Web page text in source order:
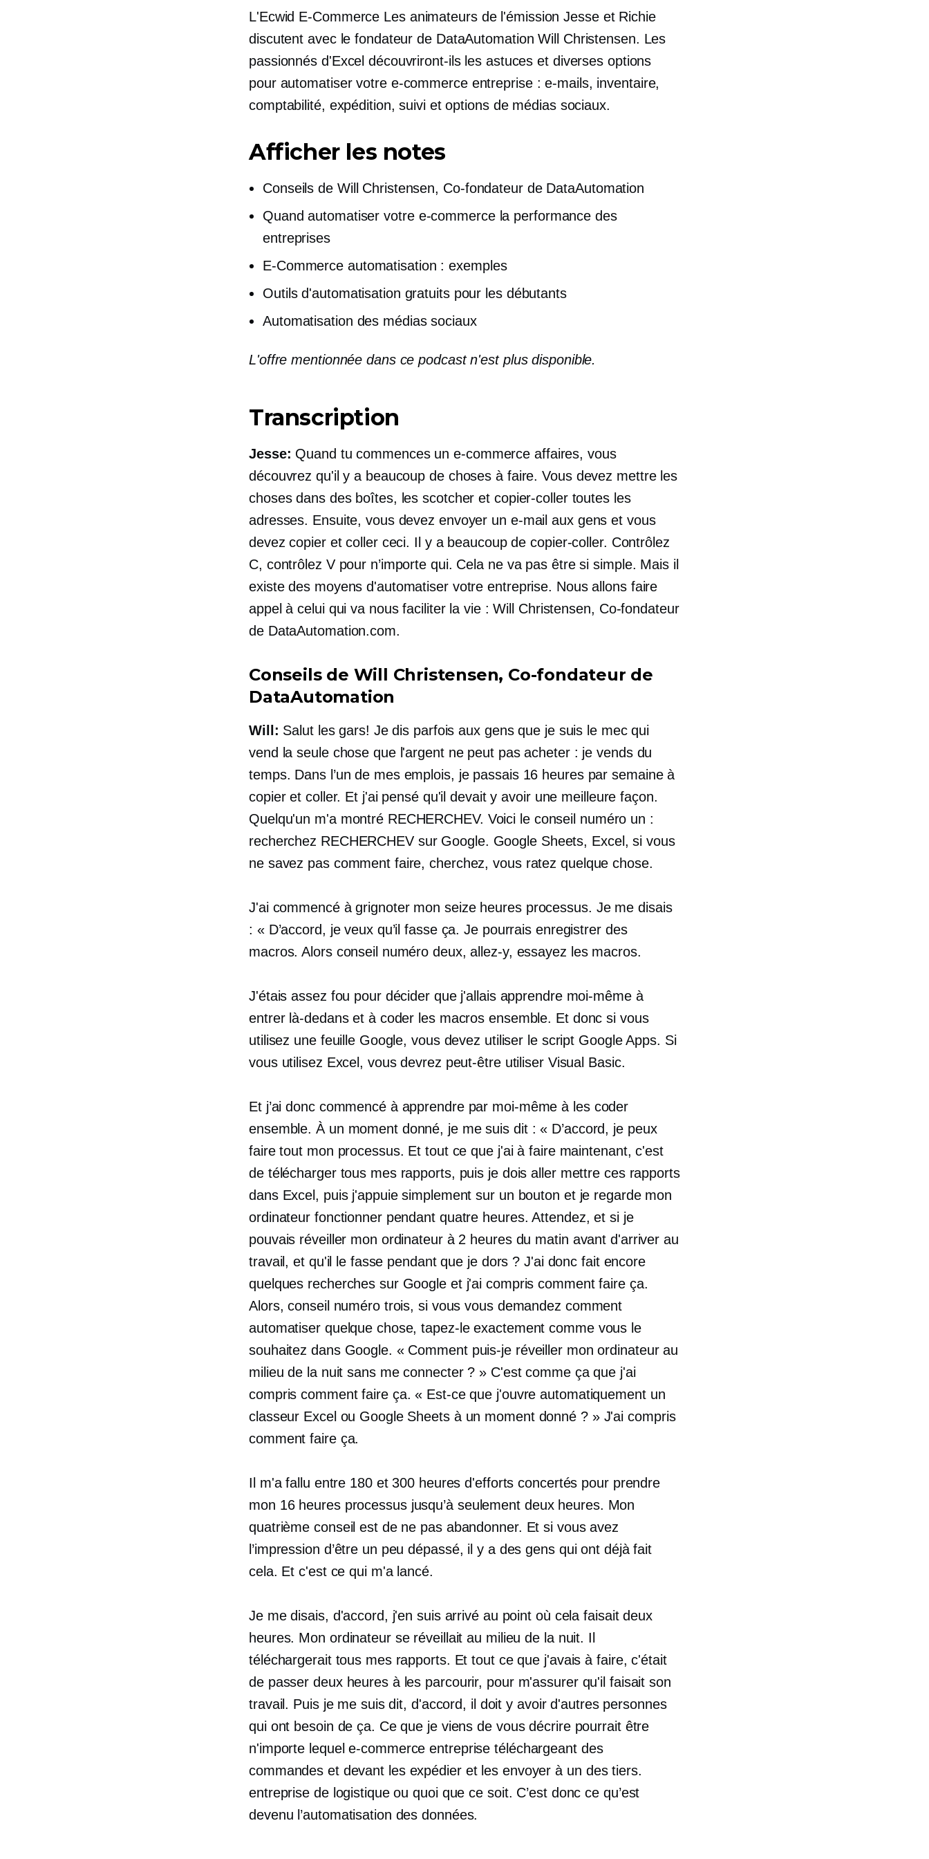
L'Ecwid E-Commerce Les animateurs de l'émission Jesse et Richie
discutent avec le fondateur de DataAutomation Will Christensen. Les
passionnés d'Excel découvriront-ils les astuces et diverses options
pour automatiser votre e-commerceentreprise : e-mails, inventaire,
comptabilité, expédition, suivi et options de médias sociaux.
Afficher les notes
Conseils de Will Christensen, Co-fondateurde DataAutomation
Quand automatiser votre e-commercela performance des
entreprises
E-Commerce automatisation : exemples
Outils d'automatisation gratuits pour les débutants
Automatisation des médias sociaux
L'offre mentionnée dans ce podcast n'est plus disponible.
Transcription
Jesse: Quand tu commences une-commerce affaires, vous
découvrez qu'il y a beaucoup de choses à faire. Vous devez mettre les
choses dans des boîtes, les scotcher et copier-coller toutes les
adresses. Ensuite, vous devez envoyer un e-mail aux gens et vous
devez copier et coller ceci. Il y a beaucoup de copier-coller. Contrôlez
C, contrôlez V pour n’importe qui. Cela ne va pas être si simple. Mais il
existe des moyens d'automatiser votre entreprise. Nous allons faire
appel à celui qui va nous faciliter la vie : Will Christensen, Co-fondateur
de DataAutomation.com.
Conseils de Will Christensen, Co-fondateur de
DataAutomation
Will: Salut les gars! Je dis parfois aux gens que je suis le mec qui
vend la seule chose que l'argent ne peut pas acheter : je vends du
temps. Dans l’un de mes emplois, je passais 16 heures par semaine à
copier et coller. Et j'ai pensé qu'il devait y avoir une meilleure façon.
Quelqu'un m'a montré RECHERCHEV. Voici le conseil numéro un :
recherchez RECHERCHEV sur Google. Google Sheets, Excel, si vous
ne savez pas comment faire, cherchez, vous ratez quelque chose.
J'ai commencé à grignoter mon seize heuresprocessus. Je me disais
: « D’accord, je veux qu’il fasse ça. Je pourrais enregistrer des
macros. Alors conseil numéro deux, allez-y, essayez les macros.
J'étais assez fou pour décider que j'allais apprendre moi-même à
entrer là-dedans et à coder les macros ensemble. Et donc si vous
utilisez une feuille Google, vous devez utiliser le script Google Apps. Si
vous utilisez Excel, vous devrez peut-être utiliser Visual Basic.
Et j’ai donc commencé à apprendre par moi-même à les coder
ensemble. À un moment donné, je me suis dit : « D’accord, je peux
faire tout mon processus. Et tout ce que j'ai à faire maintenant, c'est
de télécharger tous mes rapports, puis je dois aller mettre ces rapports
dans Excel, puis j'appuie simplement sur un bouton et je regarde mon
ordinateur fonctionner pendant quatre heures. Attendez, et si je
pouvais réveiller mon ordinateur à 2 heures du matin avant d'arriver au
travail, et qu'il le fasse pendant que je dors ? J'ai donc fait encore
quelques recherches sur Google et j'ai compris comment faire ça.
Alors, conseil numéro trois, si vous vous demandez comment
automatiser quelque chose, tapez-le exactement comme vous le
souhaitez dans Google. « Comment puis-je réveiller mon ordinateur au
milieu de la nuit sans me connecter ? » C'est comme ça que j'ai
compris comment faire ça. « Est-ce que j'ouvre automatiquement un
classeur Excel ou Google Sheets à un moment donné ? » J'ai compris
comment faire ça.
Il m'a fallu entre 180 et 300 heures d'efforts concertés pour prendre
mon 16 heuresprocessus jusqu’à seulement deux heures. Mon
quatrième conseil est de ne pas abandonner. Et si vous avez
l’impression d’être un peu dépassé, il y a des gens qui ont déjà fait
cela. Et c'est ce qui m'a lancé.
Je me disais, d'accord, j'en suis arrivé au point où cela faisait deux
heures. Mon ordinateur se réveillait au milieu de la nuit. Il
téléchargerait tous mes rapports. Et tout ce que j'avais à faire, c'était
de passer deux heures à les parcourir, pour m'assurer qu'il faisait son
travail. Puis je me suis dit, d'accord, il doit y avoir d'autres personnes
qui ont besoin de ça. Ce que je viens de vous décrire pourrait être
n'importe lequele-commerce entreprise téléchargeant des
commandes et devant les expédier et les envoyer à un des tiers.
entreprise de logistique ou quoi que ce soit. C’est donc ce qu’est
devenu l’automatisation des données.